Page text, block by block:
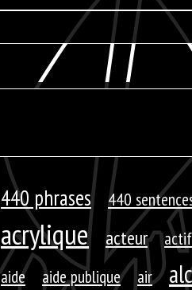
440 phrases 440
acrylique acteur
aide
aide publique air